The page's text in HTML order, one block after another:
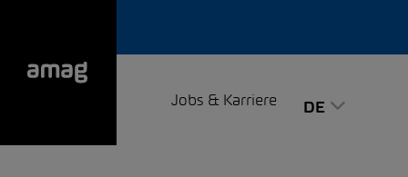
DE
Jobs & Karriere